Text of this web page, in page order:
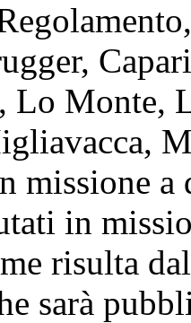
Lo Monte,
missione a
in
risulta
sarà